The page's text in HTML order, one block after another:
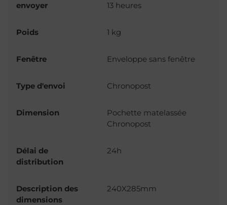
envoyer
13 heures
Poids 1 kg
Fenêtre Enveloppe sans fenêtre
Type d'envoi Chronopost
Dimension
Pochette matelassée
Chronopost
Délai de
distribution
24h
Description des
dimensions
240X285mm